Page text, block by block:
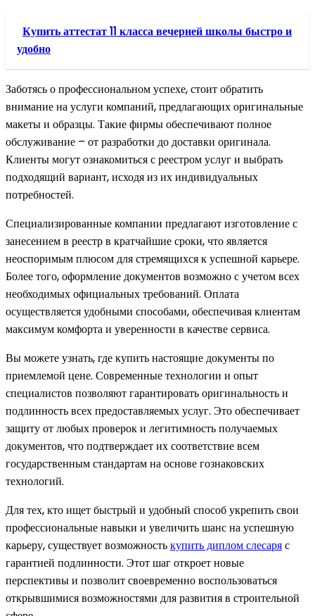
Купить аттестат 11 класса вечерней школы быстро и
удобно
Заботясь о профессиональном успехе, стоит обратить
внимание на услуги компаний, предлагающих оригинальные
макеты и образцы. Такие фирмы обеспечивают полное
обслуживание – от разработки до доставки оригинала.
Клиенты могут ознакомиться с реестром услуг и выбрать
подходящий вариант, исходя из их индивидуальных
потребностей.
Специализированные компании предлагают изготовление с
занесением в реестр в кратчайшие сроки, что является
неоспоримым плюсом для стремящихся к успешной карьере.
Более того, оформление документов возможно с учетом всех
необходимых официальных требований. Оплата
осуществляется удобными способами, обеспечивая клиентам
максимум комфорта и уверенности в качестве сервиса.
Вы можете узнать, где купить настоящие документы по
приемлемой цене. Современные технологии и опыт
специалистов позволяют гарантировать оригинальность и
подлинность всех предоставляемых услуг. Это обеспечивает
защиту от любых проверок и легитимность получаемых
документов, что подтверждает их соответствие всем
государственным стандартам на основе гознаковских
технологий.
Для тех, кто ищет быстрый и удобный способ укрепить свои
профессиональные навыки и увеличить шанс на успешную
карьеру, существует возможностькупить диплом слесаряс
гарантией подлинности. Этот шаг откроет новые
перспективы и позволит своевременно воспользоваться
открывшимися возможностями для развития в строительной